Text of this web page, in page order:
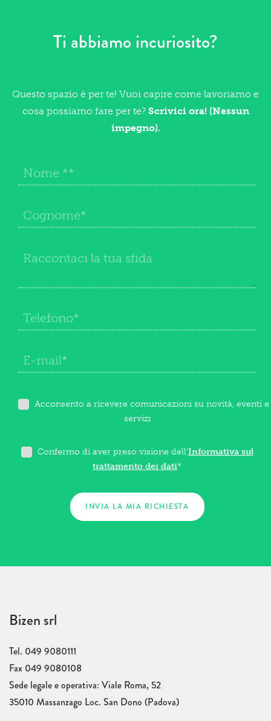
Ti abbiamo incuriosito?
Questo spazio è per te! Vuoi capire come lavoriamo e
cosa possiamo fare per te? Scrivici ora! (Nessun
impegno).
Acconsento a ricevere comunicazioni su novità, eventi e
servizi
Confermo di aver preso visione dell'Informativa sul
trattamento dei dati*
Bizen srl
Tel. 049 9080111
Fax 049 9080108
Sede legale e operativa: Viale Roma, 52
35010 Massanzago Loc. San Dono (Padova)